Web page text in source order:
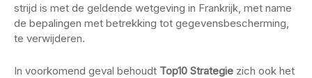
strijd is met de geldende wetgeving in Frankrijk, met name
de bepalingen met betrekking tot gegevensbescherming,
te verwijderen.
In voorkomend geval behoudt Top10 Strategie zich ook het